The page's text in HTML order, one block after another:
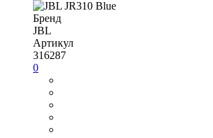
Бренд
JBL
Артикул
316287
0